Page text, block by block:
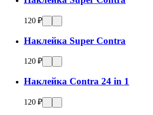
120 ₽
Наклейка Super Contra
120 ₽
Наклейка Contra 24 in 1
120 ₽